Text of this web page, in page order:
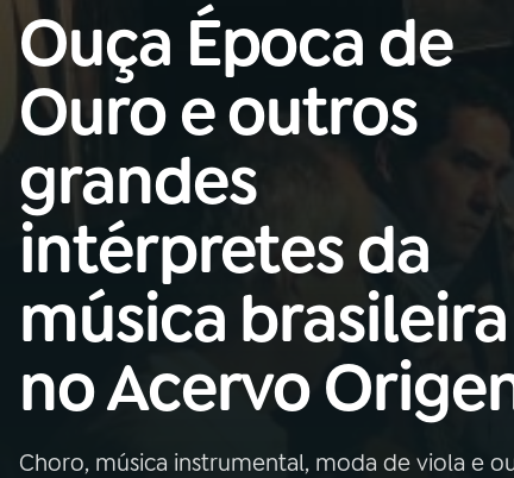
Buscar
na
Rádio
Nacional
01INÍCIO
02A RÁDIO
PROGRAMAÇÃO
04PROGRAMAS
Ouça Época de
Ouro e outros
grandes
intérpretes da
música brasileira
no Acervo
Choro, música instrumental, moda de viola e